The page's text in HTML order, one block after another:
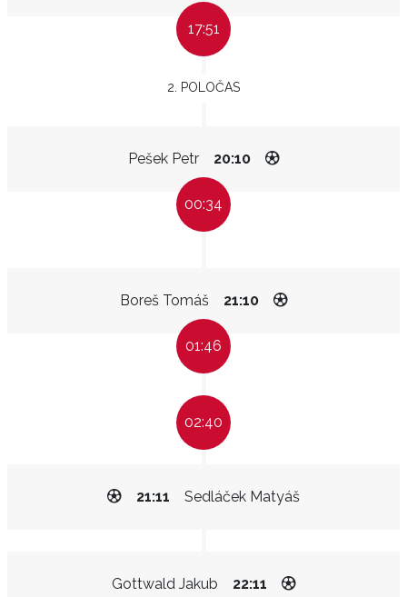
17:51
2. POLOČAS
Pešek Petr 20:10
00:34
Boreš Tomáš 21:10
01:46
02:40
Sedláček Matyáš
21:11
Gottwald Jakub 22:11